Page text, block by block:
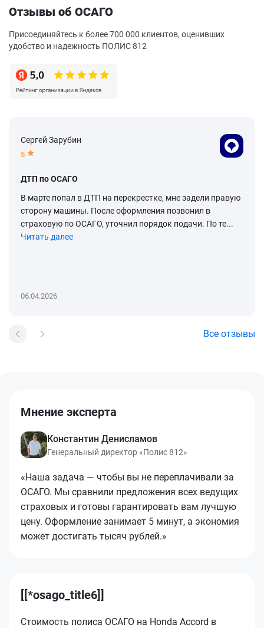
Отзывы об ОСАГО
Присоединяйтесь к более 700 000 клиентов, оценивших
удобство и надежность ПОЛИС 812
Сергей Зарубин
5
ДТП по ОСАГО
В марте попал в ДТП на перекрестке, мне задели правую
сторону машины. После оформления позвонил в
страховую по ОСАГО, уточнил порядок подачи. По те...
Читать далее
06.04.2026
Все отзывы
Мнение эксперта
Константин Денисламов
Генеральный директор «Полис 812»
«Наша задача — чтобы вы не переплачивали за
ОСАГО. Мы сравнили предложения всех ведущих
страховых и готовы гарантировать вам лучшую
цену. Оформление занимает 5 минут, а экономия
может достигать тысяч рублей.»
[[*osago_title6]]
Стоимость полиса ОСАГО на Honda Accord в